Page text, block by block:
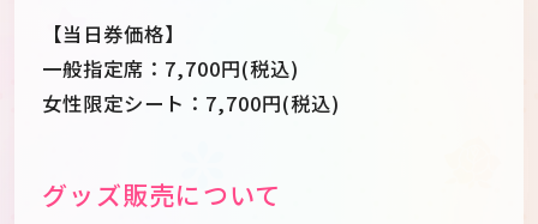
【当日券価格】
一般指定席：7,700円(税込)
女性限定シート：7,700円(税込)
グッズ販売について